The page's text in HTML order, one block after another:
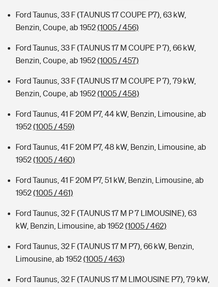
Ford Taunus, 33 F (TAUNUS 17 COUPE P7), 63 kW,
Benzin, Coupe, ab 1952(1005 / 456)
Ford Taunus, 33 F (TAUNUS 17 M COUPE P 7), 66 kW,
Benzin, Coupe, ab 1952(1005 / 457)
Ford Taunus, 33 F (TAUNUS 17 M COUPE P 7), 79 kW,
Benzin, Coupe, ab 1952(1005 / 458)
Ford Taunus, 41 F 20M P7, 44 kW, Benzin, Limousine, ab
1952(1005 / 459)
Ford Taunus, 41 F 20M P7, 48 kW, Benzin, Limousine, ab
1952(1005 / 460)
Ford Taunus, 41 F 20M P7, 51 kW, Benzin, Limousine, ab
1952(1005 / 461)
Ford Taunus, 32 F (TAUNUS 17 M P 7 LIMOUSINE), 63
kW, Benzin, Limousine, ab 1952(1005 / 462)
Ford Taunus, 32 F (TAUNUS 17 M P7), 66 kW, Benzin,
Limousine, ab 1952(1005 / 463)
Ford Taunus, 32 F (TAUNUS 17 M LIMOUSINE P7), 79 kW,